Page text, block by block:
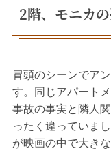
2階、モニカ
冒頭のシーンでア
す。同じアパート
事故の事実と隣人
ったく違っていま
が映画の中で大き